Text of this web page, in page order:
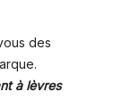
des
à lèvres